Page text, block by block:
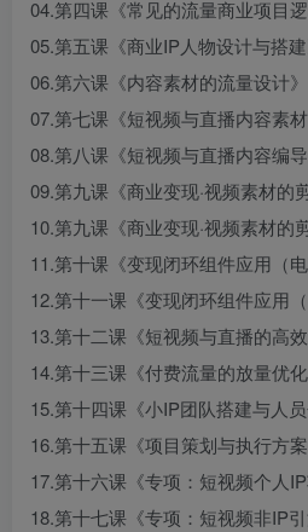
04.第四课《常见的流量商业项目
05.第五课《商业IP人物设计与搭
06.第六课《内容素材的流量设计
07.第七课《短视频与直播内容素
08.第八课《短视频与直播内容编
09.第九课《商业变现·视频素材的
10.第九课《商业变现·视频素材的
11.第十课《变现闭环组件应用（
12.第十一课《变现闭环组件应用
13.第十二课《短视频与直播的高
14.第十三课《付费流量的放量优
15.第十四课《小IP团队搭建与人
16.第十五课《项目策划与执行方
17.第十六课《专项：短视频个人
18.第十七课《专项：短视频非IP